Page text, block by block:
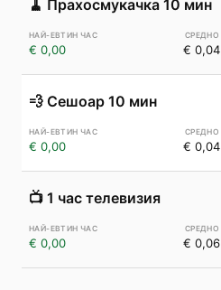
🧹 Прахосмукачка 10 мин
€ 0,00 € 0,04
💨 Сешоар 10 мин
€ 0,00 € 0,04
📺 1 час телевизия
€ 0,00 € 0,06